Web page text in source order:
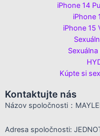
iPhone 14
iPhone
iPhone 15
Kúpte si
Kontaktujte nás
Názov spoločnosti：
Adresa spoločnosti: